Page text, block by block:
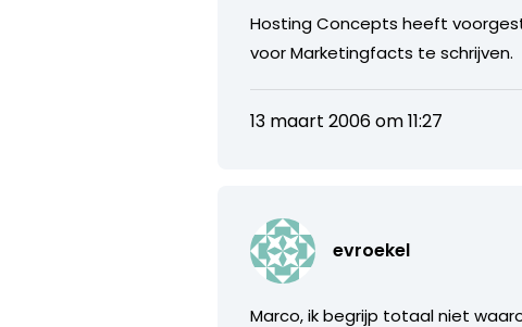
Hosting Concepts heeft
voor Marketingfacts te schrijven.
13 maart 2006 om 11:27
evroekel
Marco, ik begrijp totaal niet